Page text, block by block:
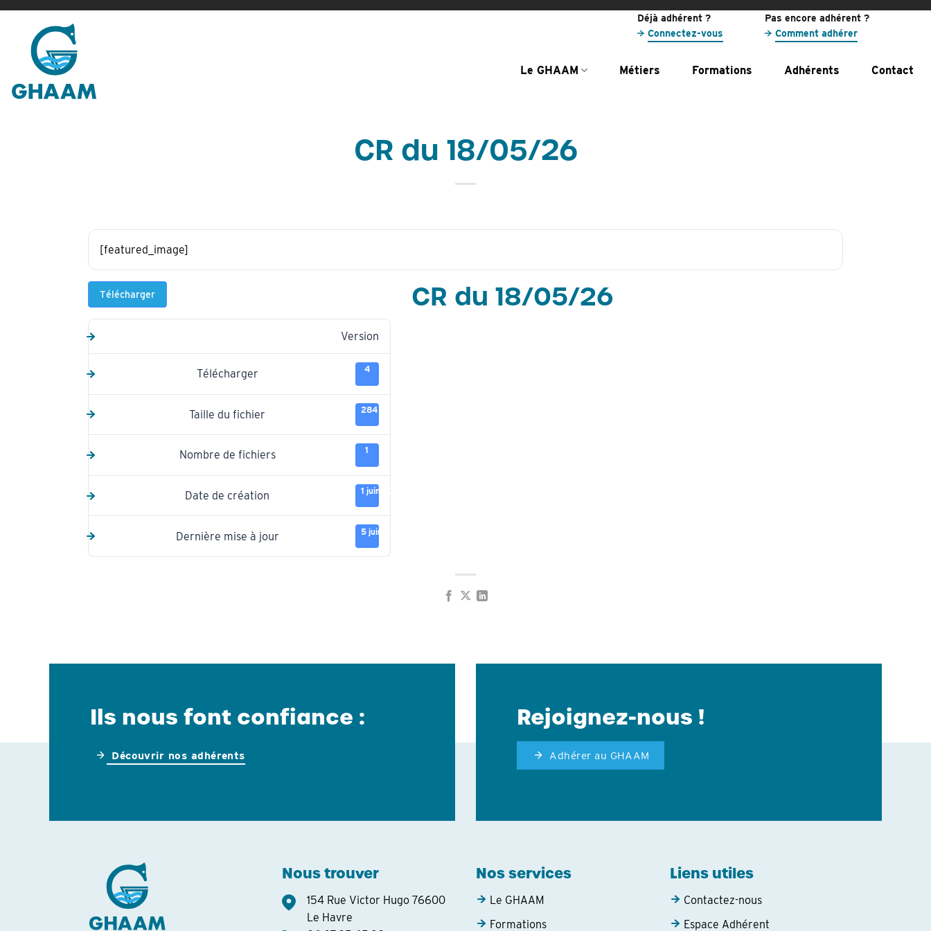
contenu
Déjà adhérent ?
Connectez-vous
Pas encore adhérent ?
Comment adhérer
Le GHAAM Métiers Formations Adhérents Contact
CR du 18/05/26
[featured_image]
Télécharger
Version
Télécharger 4
Taille du fichier 284 Ko
Nombre de fichiers 1
Date de création 1 juin 2026
Dernière mise à jour 5 juin 2026
CR du 18/05/26
Ils nous font confiance :
Découvrir nos adhérents
Rejoignez-nous !
Adhérer au GHAAM
Nous trouver
154 Rue Victor Hugo 76600
Le Havre
Nos services
Le GHAAM
Formations
Liens utiles
Contactez-nous
Espace Adhérent